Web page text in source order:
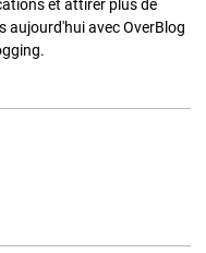
et attirer plus de
aujourd'hui avec OverBlog